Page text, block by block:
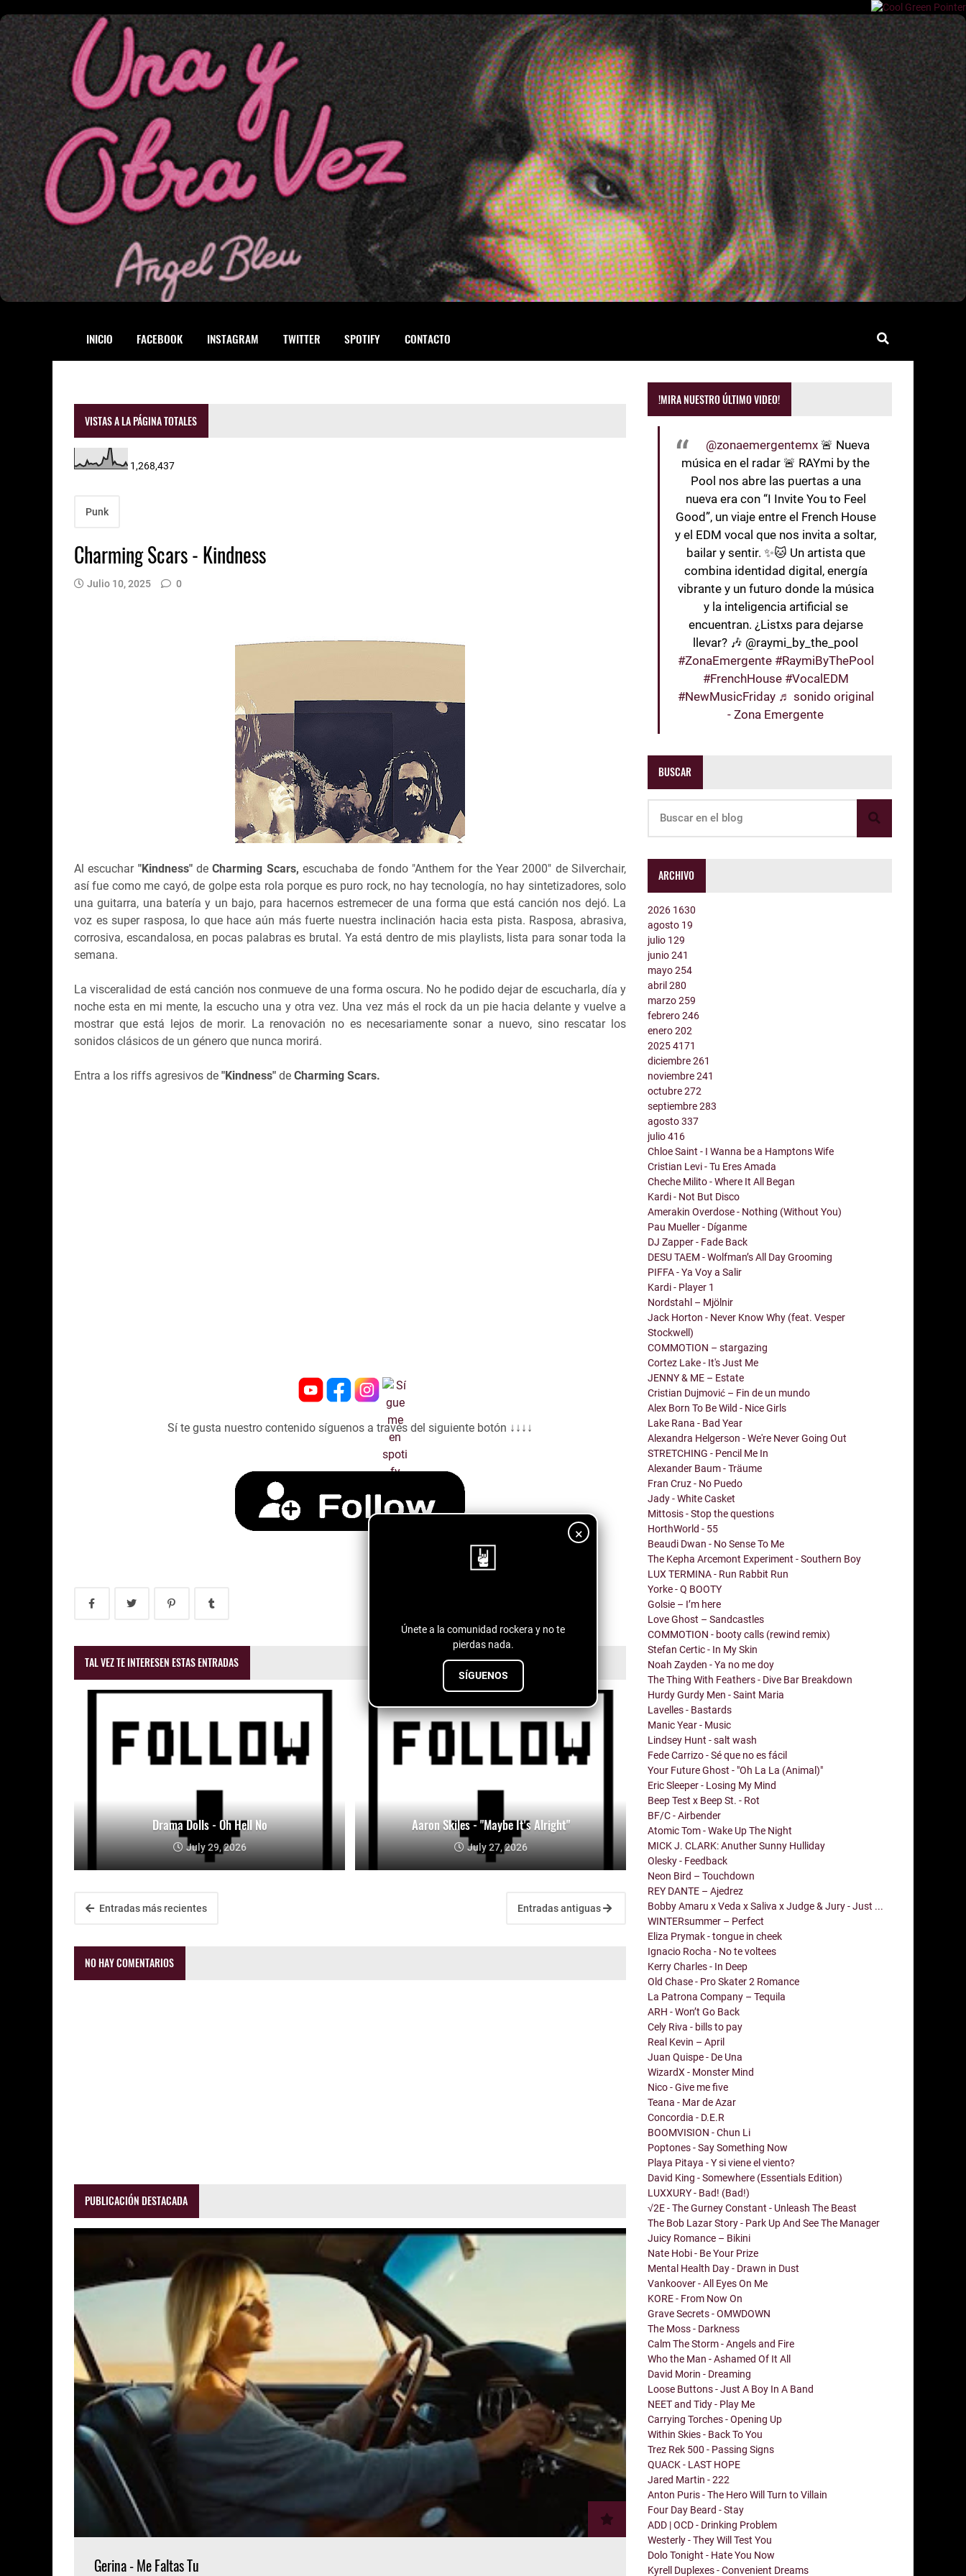
INICIO FACEBOOK INSTAGRAM TWITTER SPOTIFY CONTACTO
×
Únete a la comunidad rockera y no te
pierdas nada.
SÍGUENOS
VISTAS A LA PÁGINA TOTALES
1,268,437
Punk
Charming Scars - Kindness
Julio 10, 2025 0
Al escuchar "Kindness"deCharming Scars, escuchaba de fondo "Anthem for the Year 2000" de Silverchair,
así fue como me cayó, de golpe esta rola porque es puro rock, no hay tecnología, no hay sintetizadores, solo
una guitarra, una batería y un bajo, para hacernos estremecer de una forma que está canción nos dejó. La
voz es super rasposa, lo que hace aún más fuerte nuestra inclinación hacia esta pista. Rasposa, abrasiva,
corrosiva, escandalosa, en pocas palabras es brutal. Ya está dentro de mis playlists, lista para sonar toda la
semana.
La visceralidad de está canción nos conmueve de una forma oscura. No he podido dejar de escucharla, día y
noche esta en mi mente, la escucho una y otra vez. Una vez más el rock da un pie hacia delante y vuelve a
mostrar que está lejos de morir. La renovación no es necesariamente sonar a nuevo, sino rescatar los
sonidos clásicos de un género que nunca morirá.
Entra a los riffs agresivos de "Kindness" de Charming Scars.
Sí te gusta nuestro contenido síguenos a través del siguiente botón ↓↓↓↓
TAL VEZ TE INTERESEN ESTAS ENTRADAS
Drama Dolls - Oh Hell No
July 29, 2026
Aaron Skiles - "Maybe It's Alright"
July 27, 2026
Entradas más recientes Entradas antiguas
NO HAY COMENTARIOS
PUBLICACIÓN DESTACADA
Gerina - Me Faltas Tu
!MIRA NUESTRO ÚLTIMO VIDEO!
@zonaemergentemx 🚨 Nueva
música en el radar 🚨 RAYmi by the
Pool nos abre las puertas a una
nueva era con “I Invite You to Feel
Good”, un viaje entre el French House
y el EDM vocal que nos invita a soltar,
bailar y sentir. ✨🐱 Un artista que
combina identidad digital, energía
vibrante y un futuro donde la música
y la inteligencia artificial se
encuentran. ¿Listxs para dejarse
llevar? 🎶 @raymi_by_the_pool
#ZonaEmergente #RaymiByThePool
#FrenchHouse #VocalEDM
#NewMusicFriday ♬ sonido original
- Zona Emergente
BUSCAR
ARCHIVO
2026 1630
agosto 19
julio 129
junio241
mayo254
abril280
marzo259
febrero246
enero202
20254171
diciembre261
noviembre241
octubre272
septiembre283
agosto337
julio416
Chloe Saint - I Wanna be a Hamptons Wife
Cristian Levi - Tu Eres Amada
Cheche Milito - Where It All Began
Kardi - Not But Disco
Amerakin Overdose - Nothing (Without You)
Pau Mueller - Díganme
DJ Zapper - Fade Back
DESU TAEM - Wolfman’s All Day Grooming
PIFFA - Ya Voy a Salir
Kardi - Player 1
Nordstahl – Mjölnir
Jack Horton - Never Know Why (feat. Vesper
Stockwell)
COMMOTION – stargazing
Cortez Lake - It's Just Me
JENNY & ME – Estate
Cristian Dujmović – Fin de un mundo
Alex Born To Be Wild - Nice Girls
Lake Rana - Bad Year
Alexandra Helgerson - We're Never Going Out
STRETCHING - Pencil Me In
Alexander Baum - Träume
Fran Cruz - No Puedo
Jady - White Casket
Mittosis - Stop the questions
HorthWorld - 55
Beaudi Dwan - No Sense To Me
The Kepha Arcemont Experiment - Southern Boy
LUX TERMINA - Run Rabbit Run
Yorke - Q BOOTY
Golsie – I’m here
Love Ghost – Sandcastles
COMMOTION - booty calls (rewind remix)
Stefan Certic - In My Skin
Noah Zayden - Ya no me doy
The Thing With Feathers - Dive Bar Breakdown
Hurdy Gurdy Men - Saint Maria
Lavelles - Bastards
Manic Year - Music
Lindsey Hunt - salt wash
Fede Carrizo - Sé que no es fácil
Your Future Ghost - "Oh La La (Animal)"
Eric Sleeper - Losing My Mind
Beep Test x Beep St. - Rot
BF/C - Airbender
Atomic Tom - Wake Up The Night
MICK J. CLARK: Anuther Sunny Hulliday
Olesky - Feedback
Neon Bird – Touchdown
REY DANTE – Ajedrez
Bobby Amaru x Veda x Saliva x Judge & Jury - Just ...
WINTERsummer – Perfect
Eliza Prymak - tongue in cheek
Ignacio Rocha - No te voltees
Kerry Charles - In Deep
Old Chase - Pro Skater 2 Romance
La Patrona Company – Tequila
ARH - Won’t Go Back
Cely Riva - bills to pay
Real Kevin – April
Juan Quispe - De Una
WizardX - Monster Mind
Nico - Give me five
Teana - Mar de Azar
Concordia - D.E.R
BOOMVISION - Chun Li
Poptones - Say Something Now
Playa Pitaya - Y si viene el viento?
David King - Somewhere (Essentials Edition)
LUXXURY - Bad! (Bad!)
√2E - The Gurney Constant - Unleash The Beast
The Bob Lazar Story - Park Up And See The Manager
Juicy Romance – Bikini
Nate Hobi - Be Your Prize
Mental Health Day - Drawn in Dust
Vankoover - All Eyes On Me
KORE - From Now On
Grave Secrets - OMWDOWN
The Moss - Darkness
Calm The Storm - Angels and Fire
Who the Man - Ashamed Of It All
David Morin - Dreaming
Loose Buttons - Just A Boy In A Band
NEET and Tidy - Play Me
Carrying Torches - Opening Up
Within Skies - Back To You
Trez Rek 500 - Passing Signs
QUACK - LAST HOPE
Jared Martin - 222
Anton Puris - The Hero Will Turn to Villain
Four Day Beard - Stay
ADD | OCD - Drinking Problem
Westerly - They Will Test You
Dolo Tonight - Hate You Now
Kyrell Duplexes - Convenient Dreams